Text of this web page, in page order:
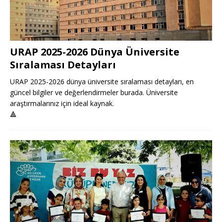
URAP 2025-2026 Dünya Üniversite
Sıralaması Detayları
URAP 2025-2026 dünya üniversite sıralaması detayları, en
güncel bilgiler ve değerlendirmeler burada. Üniversite
araştırmalarınız için ideal kaynak.
🔺